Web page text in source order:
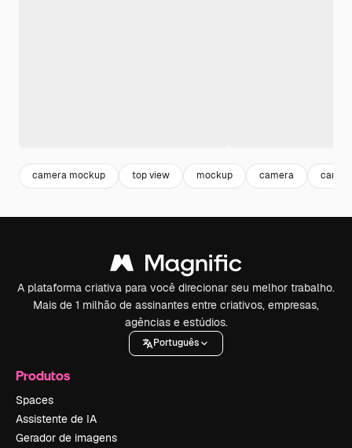
camera mockup top view mockup camera
A plataforma criativa para você direcionar seu melhor trabalho.
Mais de 1 milhão de assinantes entre criativos, empresas,
agências e estúdios.
Português
Produtos
Spaces
Assistente de IA
Gerador de imagens